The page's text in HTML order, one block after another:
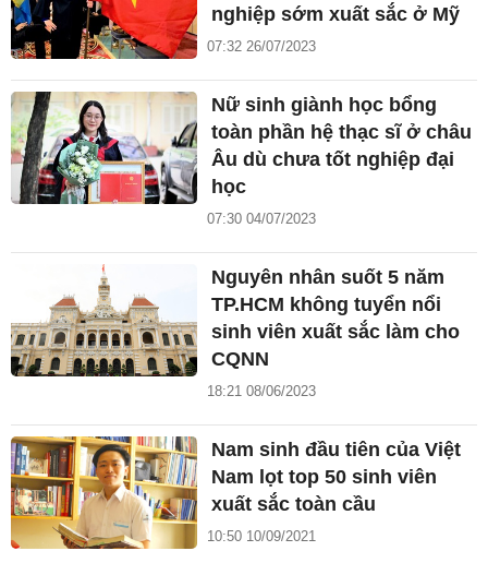
nghiệp sớm xuất sắc ở Mỹ
07:32 26/07/2023
Nữ sinh giành học bổng
toàn phần hệ thạc sĩ ở châu
Âu dù chưa tốt nghiệp đại
học
07:30 04/07/2023
Nguyên nhân suốt 5 năm
TP.HCM không tuyển nổi
sinh viên xuất sắc làm cho
CQNN
18:21 08/06/2023
Nam sinh đầu tiên của Việt
Nam lọt top 50 sinh viên
xuất sắc toàn cầu
10:50 10/09/2021